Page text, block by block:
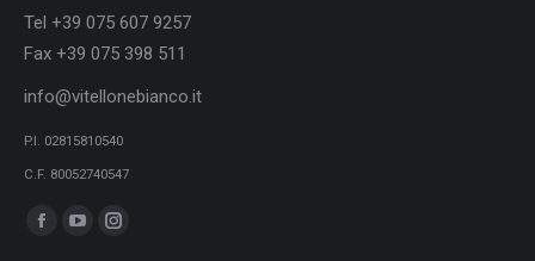
Tel +39 075 607 9257
Fax +39 075 398 511
info@vitellonebianco.it
P.I. 02815810540
C.F. 80052740547
Ci puoi trovare su:
Facebook
YouTubeInstagram